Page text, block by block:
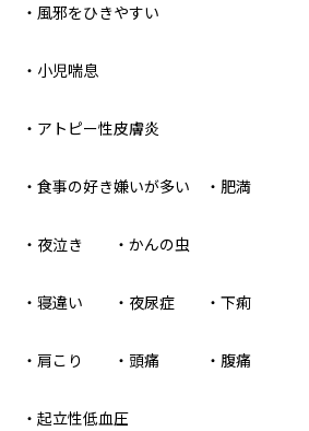
・風邪をひきやすい
・小児喘息
・アトピー性皮膚炎
・食事の好き嫌いが多い ・肥満
・夜泣き ・かんの虫
・寝違い ・夜尿症 ・下痢
・肩こり ・頭痛 ・腹痛
・起立性低血圧